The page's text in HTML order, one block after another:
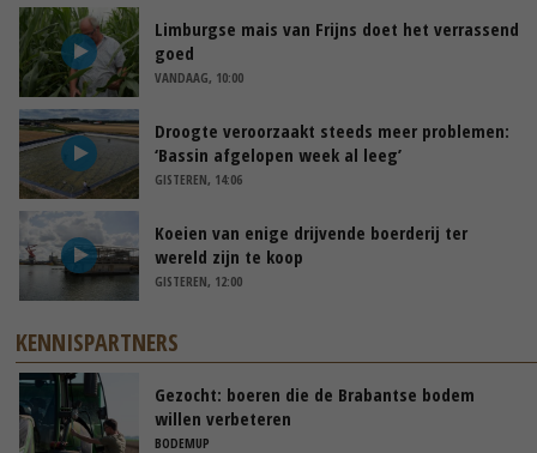
Limburgse mais van Frijns doet het verrassend
goed
VANDAAG, 10:00
Droogte veroorzaakt steeds meer problemen:
‘Bassin afgelopen week al leeg’
GISTEREN, 14:06
Koeien van enige drijvende boerderij ter
wereld zijn te koop
GISTEREN, 12:00
KENNISPARTNERS
Gezocht: boeren die de Brabantse bodem
willen verbeteren
BODEMUP